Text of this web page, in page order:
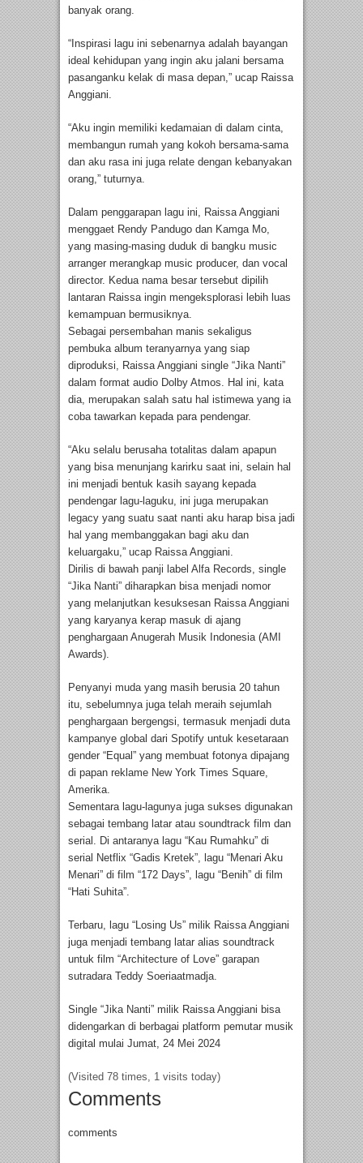
banyak orang.
“Inspirasi lagu ini sebenarnya adalah bayangan
ideal kehidupan yang ingin aku jalani bersama
pasanganku kelak di masa depan,” ucap Raissa
Anggiani.
“Aku ingin memiliki kedamaian di dalam cinta,
membangun rumah yang kokoh bersama-sama
dan aku rasa ini juga relate dengan kebanyakan
orang,” tuturnya.
Dalam penggarapan lagu ini, Raissa Anggiani
menggaet Rendy Pandugo dan Kamga Mo,
yang masing-masing duduk di bangku music
arranger merangkap music producer, dan vocal
director. Kedua nama besar tersebut dipilih
lantaran Raissa ingin mengeksplorasi lebih luas
kemampuan bermusiknya.
Sebagai persembahan manis sekaligus
pembuka album teranyarnya yang siap
diproduksi, Raissa Anggiani single “Jika Nanti”
dalam format audio Dolby Atmos. Hal ini, kata
dia, merupakan salah satu hal istimewa yang ia
coba tawarkan kepada para pendengar.
“Aku selalu berusaha totalitas dalam apapun
yang bisa menunjang karirku saat ini, selain hal
ini menjadi bentuk kasih sayang kepada
pendengar lagu-laguku, ini juga merupakan
legacy yang suatu saat nanti aku harap bisa jadi
hal yang membanggakan bagi aku dan
keluargaku,” ucap Raissa Anggiani.
Dirilis di bawah panji label Alfa Records, single
“Jika Nanti” diharapkan bisa menjadi nomor
yang melanjutkan kesuksesan Raissa Anggiani
yang karyanya kerap masuk di ajang
penghargaan Anugerah Musik Indonesia (AMI
Awards).
Penyanyi muda yang masih berusia 20 tahun
itu, sebelumnya juga telah meraih sejumlah
penghargaan bergengsi, termasuk menjadi duta
kampanye global dari Spotify untuk kesetaraan
gender “Equal” yang membuat fotonya dipajang
di papan reklame New York Times Square,
Amerika.
Sementara lagu-lagunya juga sukses digunakan
sebagai tembang latar atau soundtrack film dan
serial. Di antaranya lagu “Kau Rumahku” di
serial Netflix “Gadis Kretek”, lagu “Menari Aku
Menari” di film “172 Days”, lagu “Benih” di film
“Hati Suhita”.
Terbaru, lagu “Losing Us” milik Raissa Anggiani
juga menjadi tembang latar alias soundtrack
untuk film “Architecture of Love” garapan
sutradara Teddy Soeriaatmadja.
Single “Jika Nanti” milik Raissa Anggiani bisa
didengarkan di berbagai platform pemutar musik
digital mulai Jumat, 24 Mei 2024
(Visited 78 times, 1 visits today)
Comments
comments